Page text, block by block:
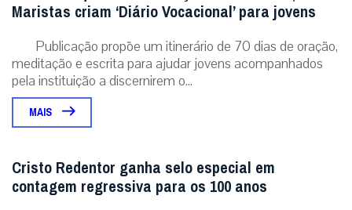
Maristas criam ‘Diário Vocacional’ para jovens
Publicação propõe um itinerário de 70 dias de oração,
meditação e escrita para ajudar jovens acompanhados
pela instituição a discernirem o...
MAIS
Cristo Redentor ganha selo especial em
contagem regressiva para os 100 anos